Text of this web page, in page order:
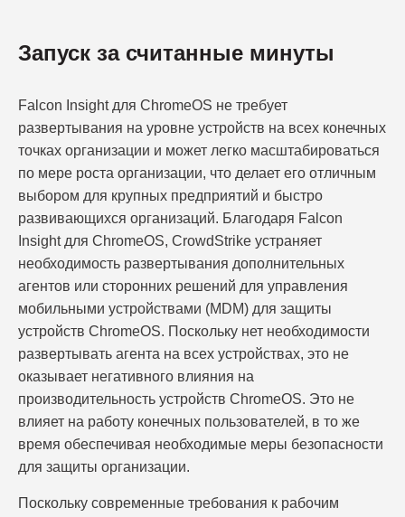
Запуск за считанные минуты
Falcon Insight для ChromeOS не требует
развертывания на уровне устройств на всех конечных
точках организации и может легко масштабироваться
по мере роста организации, что делает его отличным
выбором для крупных предприятий и быстро
развивающихся организаций. Благодаря Falcon
Insight для ChromeOS, CrowdStrike устраняет
необходимость развертывания дополнительных
агентов или сторонних решений для управления
мобильными устройствами (MDM) для защиты
устройств ChromeOS. Поскольку нет необходимости
развертывать агента на всех устройствах, это не
оказывает негативного влияния на
производительность устройств ChromeOS. Это не
влияет на работу конечных пользователей, в то же
время обеспечивая необходимые меры безопасности
для защиты организации.
Поскольку современные требования к рабочим